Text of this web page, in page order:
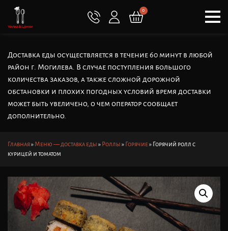
0
Доставка еды осуществляется в течение 60 минут в любой
район г. Могилева. В случае поступления большого
количества заказов, а также сложной дорожной
обстановки и плохих погодных условий время доставки
может быть увеличено, о чем оператор сообщает
дополнительно.
Главная» Меню — доставка еды » Роллы » Горячие» Горячий ролл с
курицей и томатом